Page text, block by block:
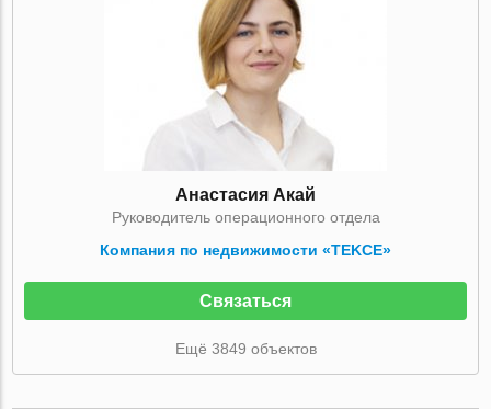
Анастасия Акай
Руководитель операционного отдела
Компания по недвижимости «TEKCE»
Связаться
Ещё 3849 объектов